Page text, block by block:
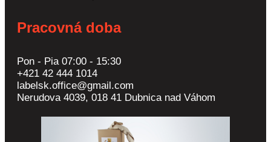
Pracovná doba
Pon - Pia 07:00 - 15:30
+421 42 444 1014
labelsk.office@gmail.com
Nerudova 4039, 018 41 Dubnica nad Váhom